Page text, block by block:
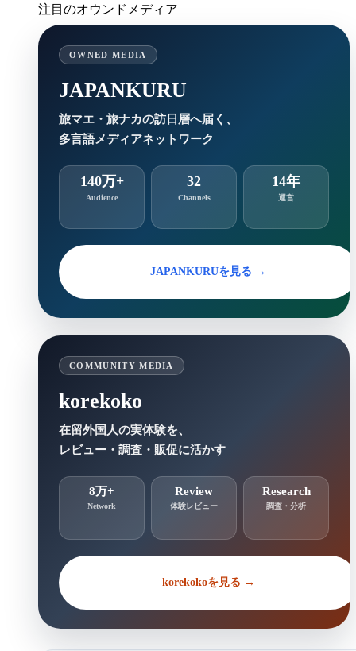
注目のオウンドメディア
OWNED MEDIA
JAPANKURU
旅マエ・旅ナカの訪日層へ届く、
多言語メディアネットワーク
140万+
Audience
32
Channels
14年
運営
JAPANKURUを見る →
COMMUNITY MEDIA
korekoko
在留外国人の実体験を、
レビュー・調査・販促に活かす
8万+
Network
Review
体験レビュー
Research
調査・分析
korekokoを見る →